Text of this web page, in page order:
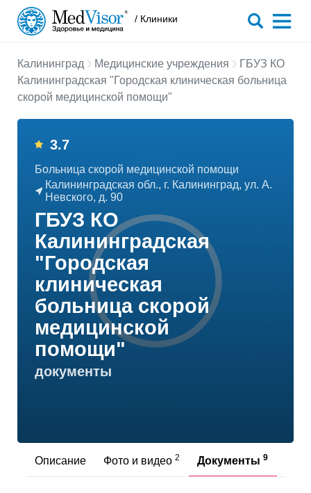
/ Клиники
Калининград Медицинские учреждения
ГБУЗ КО
Калининградская "Городская клиническая больница
скорой медицинской помощи"
3.7
Больница скорой медицинской помощи
Калининградская обл., г. Калининград, ул. А.
Невского, д. 90
ГБУЗ КО
Калининградская
"Городская
клиническая
больница скорой
медицинской
помощи"
документы
Описание Фото и видео 2 Документы 9